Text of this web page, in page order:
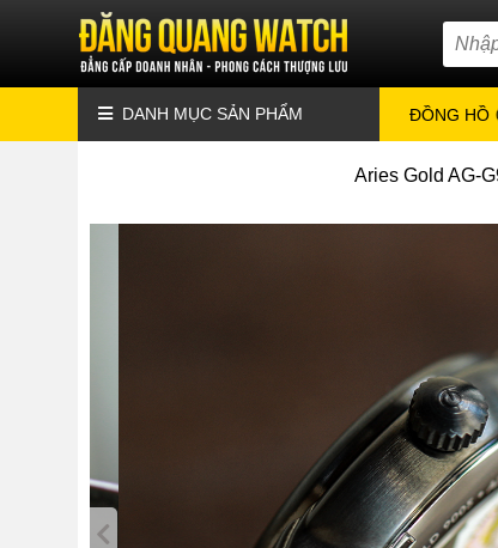
DANH MỤC SẢN PHẨM ĐỒNG HỒ
Aries Gold AG-